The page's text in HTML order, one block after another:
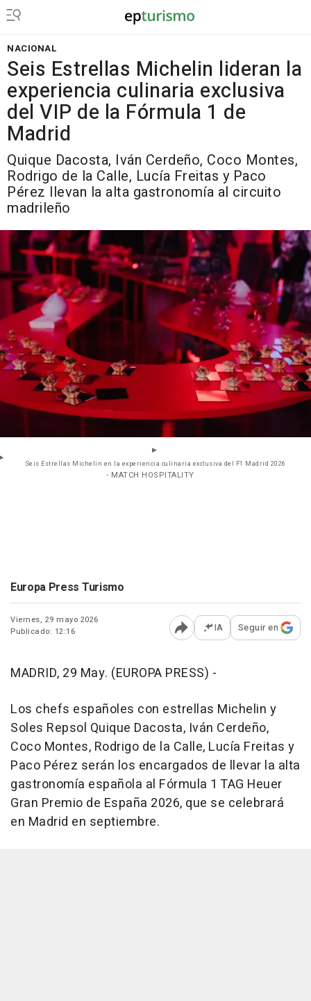
NACIONAL
Seis Estrellas Michelin lideran la
experiencia culinaria exclusiva
del VIP de la Fórmula 1 de
Madrid
Quique Dacosta, Iván Cerdeño, Coco Montes,
Rodrigo de la Calle, Lucía Freitas y Paco
Pérez llevan la alta gastronomía al circuito
madrileño
Seis Estrellas Michelin en la experiencia culinaria exclusiva del F1 Madrid 2026
- MATCH HOSPITALITY
Europa Press Turismo
Viernes, 29 mayo 2026
Publicado: 12:16
Abrir opciones para
IA Seguir en
MADRID, 29 May. (EUROPA PRESS) -
Los chefs españoles con estrellas Michelin y
Soles Repsol Quique Dacosta, Iván Cerdeño,
Coco Montes, Rodrigo de la Calle, Lucía Freitas y
Paco Pérez serán los encargados de llevar la alta
gastronomía española al Fórmula 1 TAG Heuer
Gran Premio de España 2026, que se celebrará
en Madrid en septiembre.